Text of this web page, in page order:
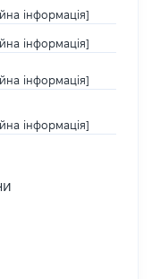
інформація]
інформація]
інформація]
інформація]